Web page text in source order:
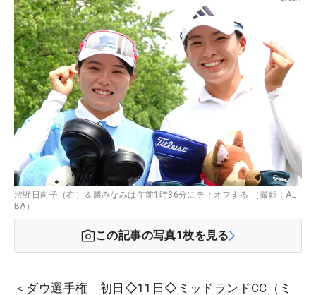
渋野日向子（右）＆勝みなみは午前1時36分にティオフする （撮影：AL
BA）
この記事の写真1枚を見る
＜ダウ選手権 初日◇11日◇ミッドランドCC（ミ